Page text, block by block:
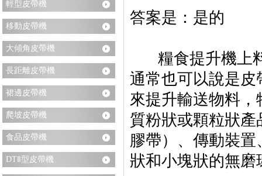
輕型皮帶機
移動皮帶機
大傾角皮帶機
長距離皮帶機
裙邊皮帶機
爬坡皮帶機
食品皮帶機
DTⅡ型皮帶機
答案是：是的
糧食提升機上料
通常也可以說是
來提升輸送物料
質粉狀或顆粒狀產
膠帶）、傳動裝
狀和小塊狀的無